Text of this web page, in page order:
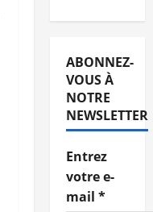
ABONNEZ-
VOUS À
NOTRE
NEWSLETTER
Entrez
votre e-
mail *